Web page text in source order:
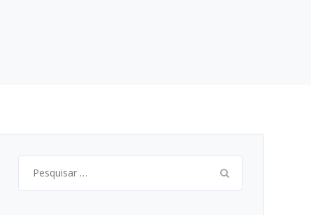
por: